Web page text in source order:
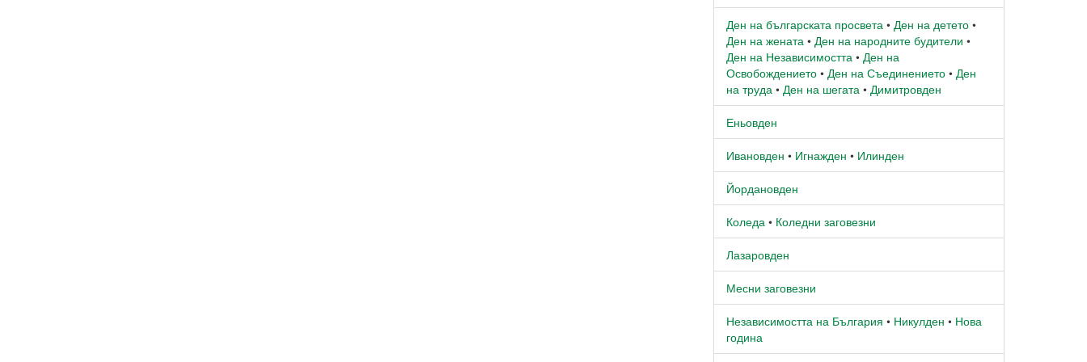
Ден на българската просвета • Ден на детето •
Ден на жената • Ден на народните будители •
Ден на Независимостта • Ден на
Освобождението • Ден на Съединението • Ден
на труда • Ден на шегата • Димитровден
Еньовден
Ивановден • Игнажден • Илинден
Йордановден
Коледа • Коледни заговезни
Лазаровден
Месни заговезни
Независимостта на България • Никулден • Нова
година